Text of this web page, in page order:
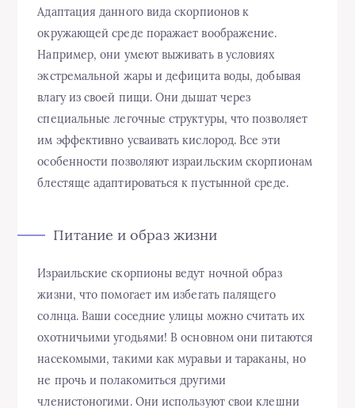
Адаптация данного вида скорпионов к
окружающей среде поражает воображение.
Например, они умеют выживать в условиях
экстремальной жары и дефицита воды, добывая
влагу из своей пищи. Они дышат через
специальные легочные структуры, что позволяет
им эффективно усваивать кислород. Все эти
особенности позволяют израильским скорпионам
блестяще адаптироваться к пустынной среде.
Питание и образ жизни
Израильские скорпионы ведут ночной образ
жизни, что помогает им избегать палящего
солнца. Ваши соседние улицы можно считать их
охотничьими угодьями! В основном они питаются
насекомыми, такими как муравьи и тараканы, но
не прочь и полакомиться другими
членистоногими. Они используют свои клешни